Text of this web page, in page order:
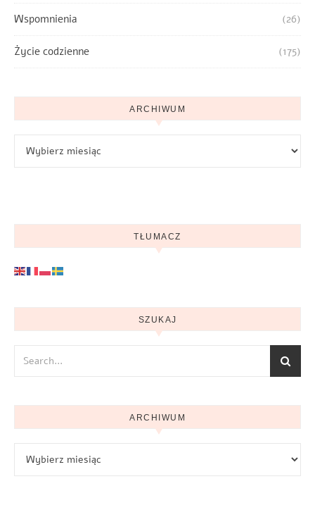
Wspomnienia (26)
Życie codzienne (175)
ARCHIWUM
TŁUMACZ
SZUKAJ
ARCHIWUM